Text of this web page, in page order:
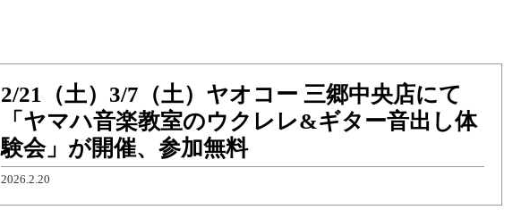
2/21（土）3/7（土）ヤオコー 三郷中央店にて
「ヤマハ音楽教室のウクレレ&ギター音出し体
験会」が開催、参加無料
2026.2.20